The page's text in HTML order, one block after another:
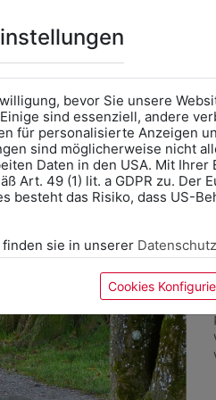
3CHAMPO2WHT
CHAMP O2
€ 59,90
bevor Sie unsere
sind essenziell, andere
für personalisierte Anzeigen
sind möglicherweise nicht
Daten in den USA. Mit
Art. 49 (1) lit. a GDPR zu. Der
besteht das Risiko, dass US-
sie in unserer
Cookies